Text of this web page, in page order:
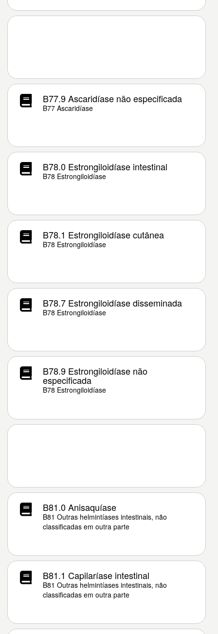
B77.9 Ascaridíase não especificada
B77 Ascaridíase
B78.0 Estrongiloidíase intestinal
B78 Estrongiloidíase
B78.1 Estrongiloidíase cutânea
B78 Estrongiloidíase
B78.7 Estrongiloidíase disseminada
B78 Estrongiloidíase
B78.9 Estrongiloidíase não
especificada
B78 Estrongiloidíase
B81.0 Anisaquíase
B81 Outras helmintíases intestinais, não
classificadas em outra parte
B81.1 Capilaríase intestinal
B81 Outras helmintíases intestinais, não
classificadas em outra parte